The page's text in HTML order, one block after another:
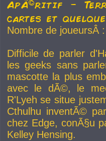
ApÃ©ritif -
cartes et
Nombre de
Difficile de parler
les geeks sans
mascotte la plus
avec le dÃ©, le
R'Lyeh se situe
Cthulhu inventÃ©
chez Edge, conÃ§u
Kelley Hensing.